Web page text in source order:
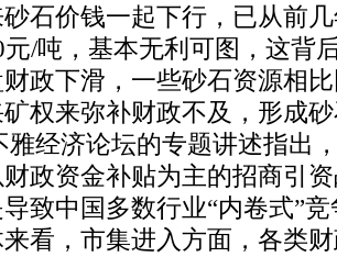
石价钱一起下行，已从前
/吨，基本无利可图，这背
政下滑，一些砂石资源相
权来弥补财政不及，形成
雅经济论坛的专题讲述指出
政资金补贴为主的招商引
致中国多数行业“内卷式”
看，市集进入方面，各类